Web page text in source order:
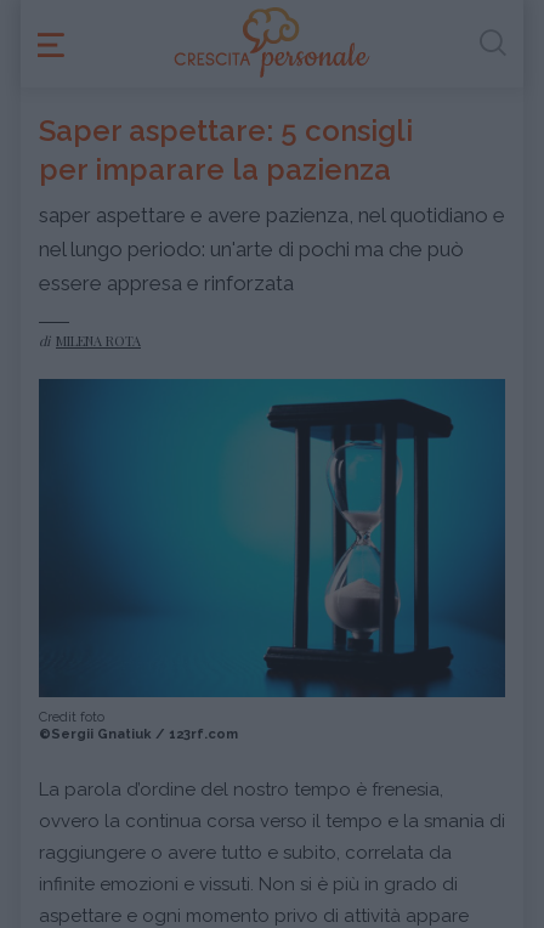
Saper aspettare: 5 consigli
per imparare la pazienza
saper aspettare e avere pazienza, nel quotidiano e
nel lungo periodo: un'arte di pochi ma che può
essere appresa e rinforzata
di MILENA ROTA
Credit foto
©Sergii Gnatiuk / 123rf.com
La parola d’ordine del nostro tempo è frenesia,
ovvero la continua corsa verso il tempo e la smania di
raggiungere o avere tutto e subito, correlata da
infinite emozioni e vissuti. Non si è più in grado di
aspettare e ogni momento privo di attività appare